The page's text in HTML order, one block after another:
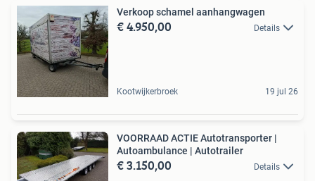
Verkoop schamel aanhangwagen
€ 4.950,00 Details
Kootwijkerbroek 19 jul 26
VOORRAAD ACTIE Autotransporter |
Autoambulance | Autotrailer
€ 3.150,00 Details